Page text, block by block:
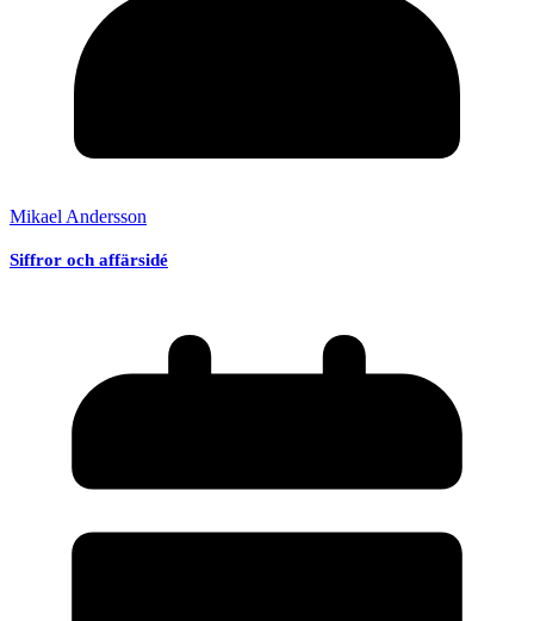
Mikael Andersson
Siffror och affärsidé